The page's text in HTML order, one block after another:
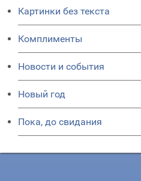
Картинки без текста
Комплименты
Новости и события
Новый год
Пока, до свидания